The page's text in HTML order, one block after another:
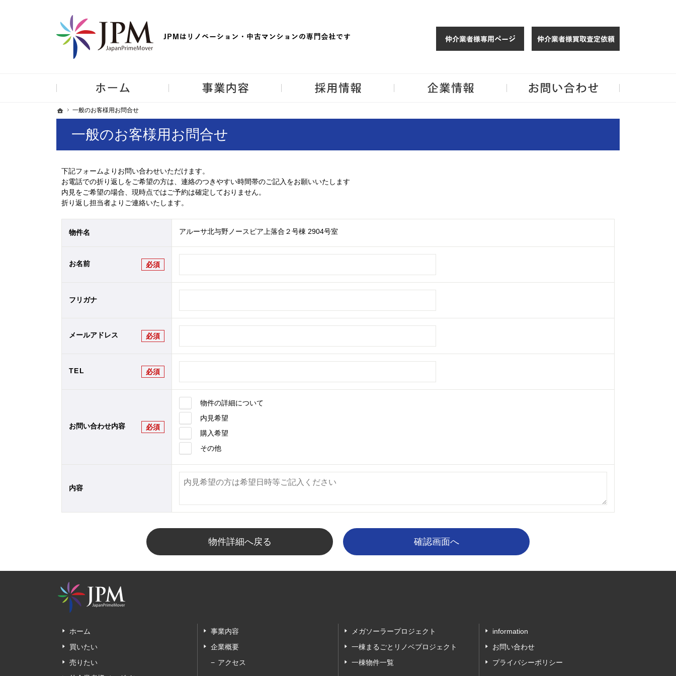
ホーム
一般のお客様用お問合せ
一般のお客様用お問合せ
下記フォームよりお問い合わせいただけます。
お電話での折り返しをご希望の方は、連絡のつきやすい時間帯のご記入をお願いいたします
内見をご希望の場合、現時点ではご予約は確定しておりません。
折り返し担当者よりご連絡いたします。
物件名 アルーサ北与野ノースピア上落合２号棟 2904号室
お名前 必須
フリガナ
メールアドレス 必須
TEL 必須
お問い合わせ内容 必須
物件の詳細について
内見希望
購入希望
その他
内容
物件詳細へ戻る
ホーム
買いたい
売りたい
事業内容
企業概要
アクセス
メガソーラープロジェクト
一棟まるごとリノベプロジェクト
一棟物件一覧
information
お問い合わせ
プライバシーポリシー
ホーム
一般のお客様用お問合せ